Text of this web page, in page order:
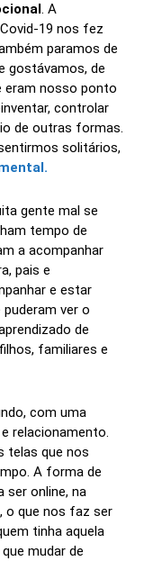
. A
19 nos fez
paramos de
gostávamos, de
eram nosso ponto
controlar
de outras formas.
solitários,
gente mal se
tempo de
a acompanhar
pais e
e estar
ver o
de
familiares e
com uma
relacionamento.
telas que nos
A forma de
ser online, na
o que nos faz ser
tinha aquela
mudar de